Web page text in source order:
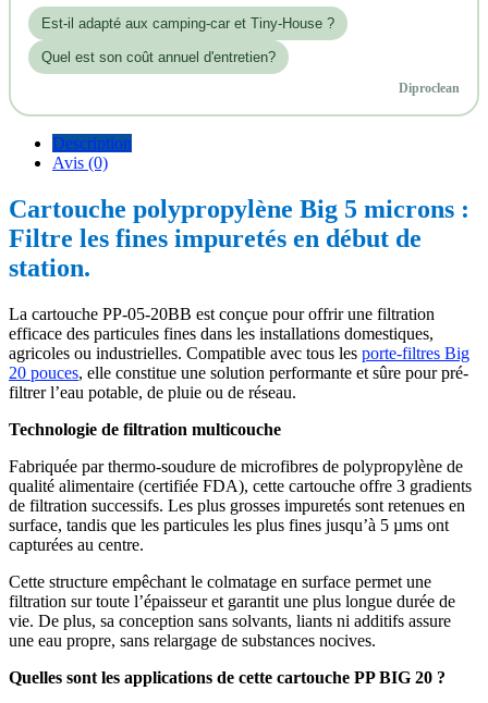
Est‑il adapté aux camping-car et Tiny-House ?
Quel est son coût annuel d'entretien?
Diproclean
Description
Avis (0)
Cartouche polypropylène Big 5 microns :
Filtre les fines impuretés en début de
station.
La cartouche PP-05-20BB est conçue pour offrir une filtration
efficace des particules fines dans les installations domestiques,
agricoles ou industrielles. Compatible avec tous les porte-filtres Big
20 pouces, elle constitue une solution performante et sûre pour pré-
filtrer l’eau potable, de pluie ou de réseau.
Technologie de filtration multicouche
Fabriquée par thermo-soudure de microfibres de polypropylène de
qualité alimentaire (certifiée FDA), cette cartouche offre 3 gradients
de filtration successifs. Les plus grosses impuretés sont retenues en
surface, tandis que les particules les plus fines jusqu’à 5 µms ont
capturées au centre.
Cette structure empêchant le colmatage en surface permet une
filtration sur toute l’épaisseur et garantit une plus longue durée de
vie. De plus, sa conception sans solvants, liants ni additifs assure
une eau propre, sans relargage de substances nocives.
Quelles sont les applications de cette cartouche PP BIG 20 ?